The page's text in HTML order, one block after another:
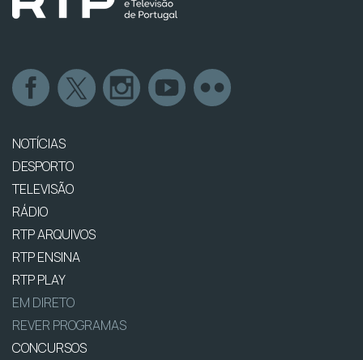
NOTÍCIAS
DESPORTO
TELEVISÃO
RÁDIO
RTP ARQUIVOS
RTP ENSINA
RTP PLAY
EM DIRETO
REVER PROGRAMAS
CONCURSOS